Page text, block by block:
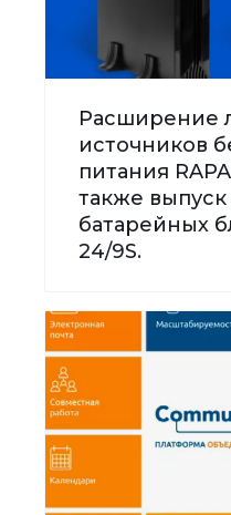
Расширение
источников
питания
также
батарейных
24/9S.